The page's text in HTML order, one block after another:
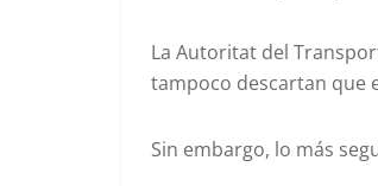
La Autoritat del
tampoco descartan que
Sin embargo, lo más